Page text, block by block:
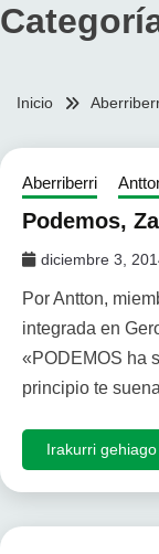
Inicio
Aberriberri
Podemos,
diciembre 3,
Por Antton,
integrada en
«PODEMOS ha
principio te
Irakurri